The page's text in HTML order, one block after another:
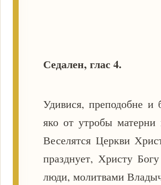
Седален, глас 4.
Удивися, преподобне и
яко от утробы матерни
Веселятся Церкви
празднует, Христу
люди, молитвами